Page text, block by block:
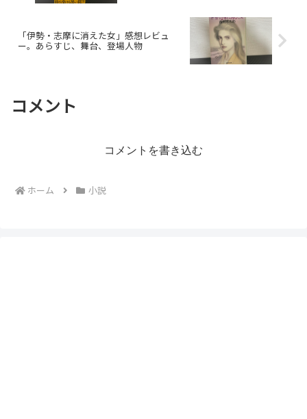
「伊勢・志摩に消えた女」感想レビュ
ー。あらすじ、舞台、登場人物
コメント
コメントを書き込む
ホーム 小説